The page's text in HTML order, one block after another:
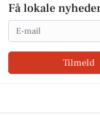
Få lokale
Email
Tilmeld